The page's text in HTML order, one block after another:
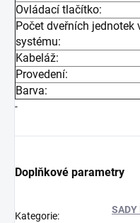
Ovládací tlačítko:
Počet dveřních jednotek
systému:
Kabeláž:
Provedení:
Barva:
-
Doplňkové parametry
Kategorie:
SADY